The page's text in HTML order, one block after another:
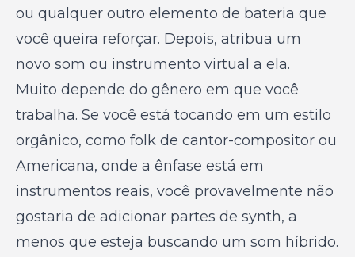
ou qualquer outro elemento de bateria que
você queira reforçar. Depois, atribua um
novo som ou instrumento virtual a ela.
Muito depende do gênero em que você
trabalha. Se você está tocando em um estilo
orgânico, como folk de cantor-compositor ou
Americana, onde a ênfase está em
instrumentos reais, você provavelmente não
gostaria de adicionar partes de synth, a
menos que esteja buscando um som híbrido.